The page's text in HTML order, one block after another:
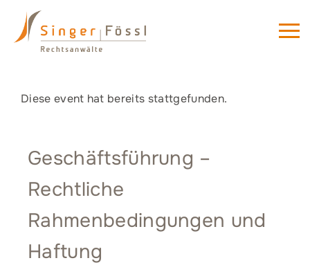
Diese event hat bereits stattgefunden.
Geschäftsführung –
Rechtliche
Rahmenbedingungen und
Haftung